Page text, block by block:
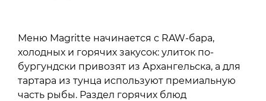
Меню Magritte начинается с RAW-бара,
холодных и горячих закусок: улиток по-
бургундски привозят из Архангельска, а для
тартара из тунца используют премиальную
часть рыбы. Раздел горячих блюд